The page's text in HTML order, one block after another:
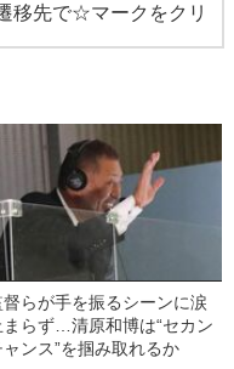
遷移先で☆マークをクリ
督らが手を振るシーンに涙
まらず…清原和博は“セカン
ャンス”を掴み取れるか